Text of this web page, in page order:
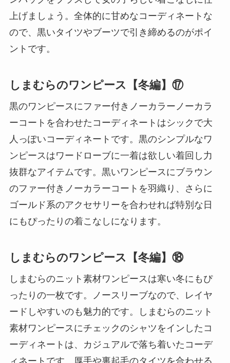
上げましょう。全体的に甘めなコーディネートな
ので、黒いタイツやブーツで引き締めるのがポイ
ントです。
しまむらのワンピース【冬編】⑰
黒のワンピースにファー付きノーカラーノーカラ
ーコートを合わせたコーディネートはシックで大
人っぽいコーディネートです。黒のシンプルなワ
ンピースはワードローブに一着は欲しい着回し力
抜群なアイテムです。黒いワンピースにブラウン
のファー付きノーカラーコートを羽織り、さらに
ゴールド系のアクセサリーを合わせれば特別な日
にもぴったりの着こなしになります。
しまむらのワンピース【冬編】⑱
しまむらのニット素材ワンピースは寒い冬にもぴ
ったりの一枚です。ノースリーブなので、レイヤ
ードしやすいのも魅力的です。しまむらのニット
素材ワンピースにチェックのシャツをインしたコ
ーディネートは、カジュアルで落ち着いたコーデ
ィネートです。厚手や裏起毛のタイツを合わせる